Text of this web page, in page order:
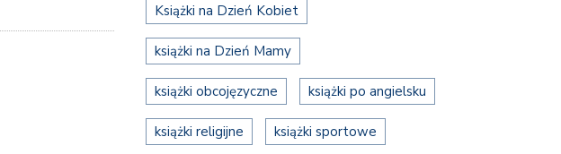
Książki na Dzień Kobiet
książki na Dzień Mamy
książki obcojęzyczne książki po angielsku
książki religijne książki sportowe